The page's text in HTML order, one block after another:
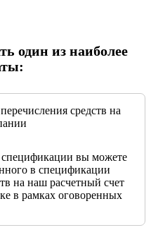
один из наиболее
средств на
вы можете
в спецификации
на наш расчетный счет
в рамках оговоренных